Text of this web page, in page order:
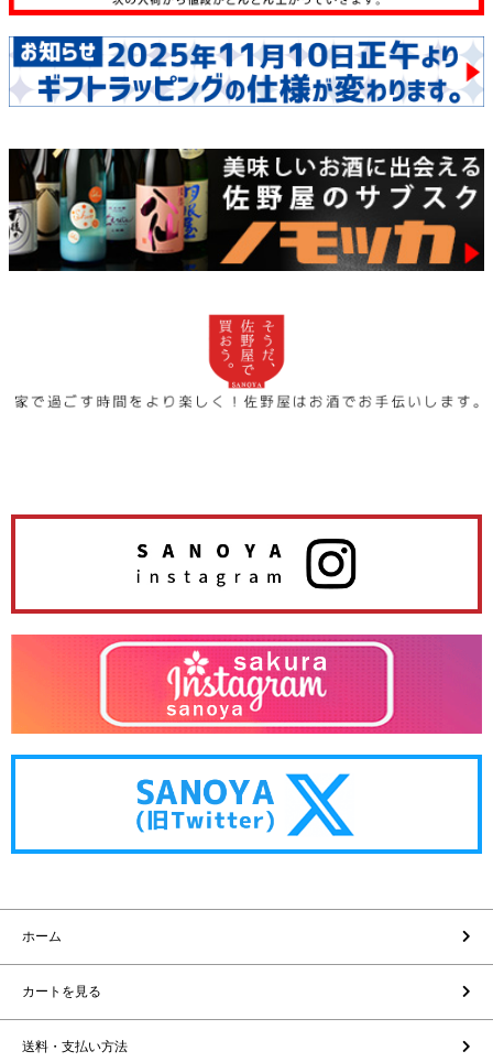
ホーム
カートを見る
送料・支払い方法